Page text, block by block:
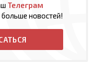
Телеграм
новостей!